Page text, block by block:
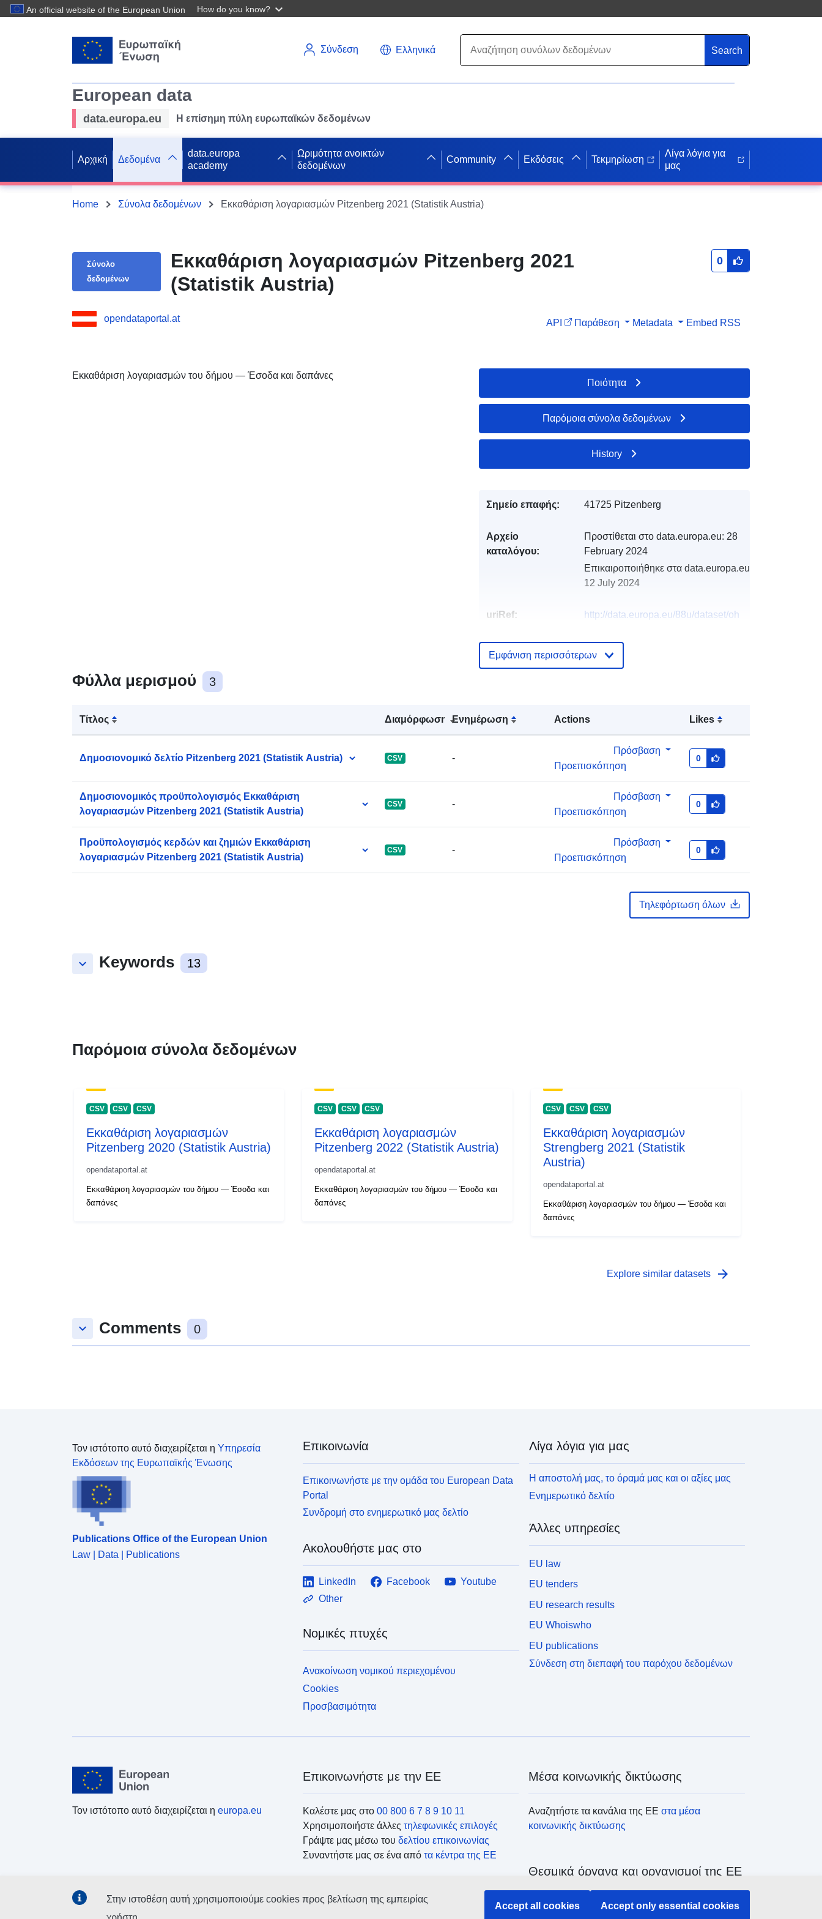
An official website of the European Union How do you know?
Σύνδεση Ελληνικά Search
European data
data.europa.eu Η επίσημη πύλη ευρωπαϊκών δεδομένων
Αρχική Δεδομένα
data.europa
academy
Ωριμότητα ανοικτών
δεδομένων
Community Εκδόσεις Τεκμηρίωση
Λίγα λόγια για
μας
Home Σύνολα δεδομένων Εκκαθάριση λογαριασμών Pitzenberg 2021 (Statistik Austria)
Σύνολο
δεδομένων
Εκκαθάριση λογαριασμών Pitzenberg 2021
(Statistik Austria)
0
opendataportal.at API Παράθεση Metadata Embed RSS
Εκκαθάριση λογαριασμών του δήμου — Έσοδα και δαπάνες
Φύλλα μερισμού 3
Τίτλος Διαμόρφωση Ενημέρωση Actions Likes
Δημοσιονομικό δελτίο Pitzenberg 2021 (Statistik Austria) CSV -
Πρόσβαση
Προεπισκόπηση
0
Δημοσιονομικός προϋπολογισμός Εκκαθάριση
λογαριασμών Pitzenberg 2021 (Statistik Austria)
CSV -
Πρόσβαση
Προεπισκόπηση
0
Προϋπολογισμός κερδών και ζημιών Εκκαθάριση
λογαριασμών Pitzenberg 2021 (Statistik Austria)
CSV -
Πρόσβαση
Προεπισκόπηση
0
Τηλεφόρτωση όλων
keyboard_arrow_down Keywords 13
Ποιότητα
Παρόμοια σύνολα δεδομένων
History
Σημείο επαφής: 41725 Pitzenberg
Αρχείο
καταλόγου:
Προστίθεται στο data.europa.eu: 28
February 2024
Επικαιροποιήθηκε στα data.europa.eu:
12 July 2024
uriRef:
http://data.europa.eu/88u/dataset/oh
2021-statistik-austria
Εμφάνιση περισσότερων
Παρόμοια σύνολα δεδομένων
CSV CSV CSV
Εκκαθάριση λογαριασμών
Pitzenberg 2020 (Statistik Austria)
opendataportal.at
Εκκαθάριση λογαριασμών του δήμου — Έσοδα και
δαπάνες
CSV CSV CSV
Εκκαθάριση λογαριασμών
Pitzenberg 2022 (Statistik Austria)
opendataportal.at
Εκκαθάριση λογαριασμών του δήμου — Έσοδα και
δαπάνες
CSV CSV CSV
Εκκαθάριση λογαριασμών
Strengberg 2021 (Statistik
Austria)
opendataportal.at
Εκκαθάριση λογαριασμών του δήμου — Έσοδα και
δαπάνες
Explore similar datasets arrow_forward
keyboard_arrow_down Comments 0
Τον ιστότοπο αυτό διαχειρίζεται η Υπηρεσία
Εκδόσεων της Ευρωπαϊκής Ένωσης
Publications Office of the European Union
Law | Data | Publications
Επικοινωνία
Επικοινωνήστε με την ομάδα του European Data
Portal
Συνδρομή στο ενημερωτικό μας δελτίο
Ακολουθήστε μας στο
LinkedIn Facebook
Youtube
Other
Νομικές πτυχές
Ανακοίνωση νομικού περιεχομένου
Cookies
Προσβασιμότητα
Λίγα λόγια για μας
Η αποστολή μας, το όραμά μας και οι αξίες μας
Ενημερωτικό δελτίο
Άλλες υπηρεσίες
EU law
EU tenders
EU research results
EU Whoiswho
EU publications
Σύνδεση στη διεπαφή του παρόχου δεδομένων
Τον ιστότοπο αυτό διαχειρίζεται η europa.eu
Επικοινωνήστε με την ΕΕ
Καλέστε μας στο 00 800 6 7 8 9 10 11
Χρησιμοποιήστε άλλες τηλεφωνικές επιλογές
Γράψτε μας μέσω του δελτίου επικοινωνίας
Συναντήστε μας σε ένα από τα κέντρα της ΕΕ
Μέσα κοινωνικής δικτύωσης
Αναζητήστε τα κανάλια της ΕΕστα μέσα
κοινωνικής δικτύωσης
Θεσμικά όργανα και οργανισμοί της ΕΕ
Αναζήτηση όλων των θεσμικών και λοιπών
Στην ιστοθέση αυτή χρησιμοποιούμε cookies προς βελτίωση της εμπειρίας
Accept all cookies Accept only essential cookies